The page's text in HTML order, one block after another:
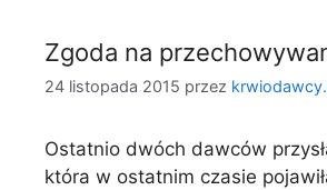
Zgoda na
24 listopada 2015 przez
Ostatnio dwóch dawców
która w ostatnim czasie